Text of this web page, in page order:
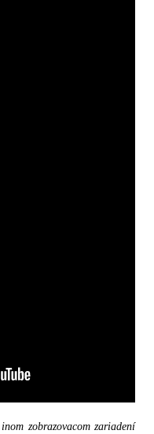
zobrazovacom zariadení